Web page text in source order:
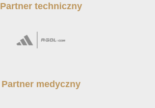
Partner techniczny
Partner medyczny